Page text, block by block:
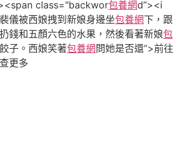
class="backwor包養網d”><i
儀被西娘拽到新娘身邊坐包養網下，跟
錢和五顏六色的水果，然後看著新娘包
子。西娘笑著包養網 問她是否還”>前往
查更多